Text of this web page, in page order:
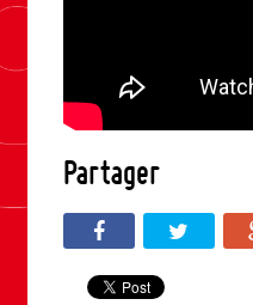
Partager